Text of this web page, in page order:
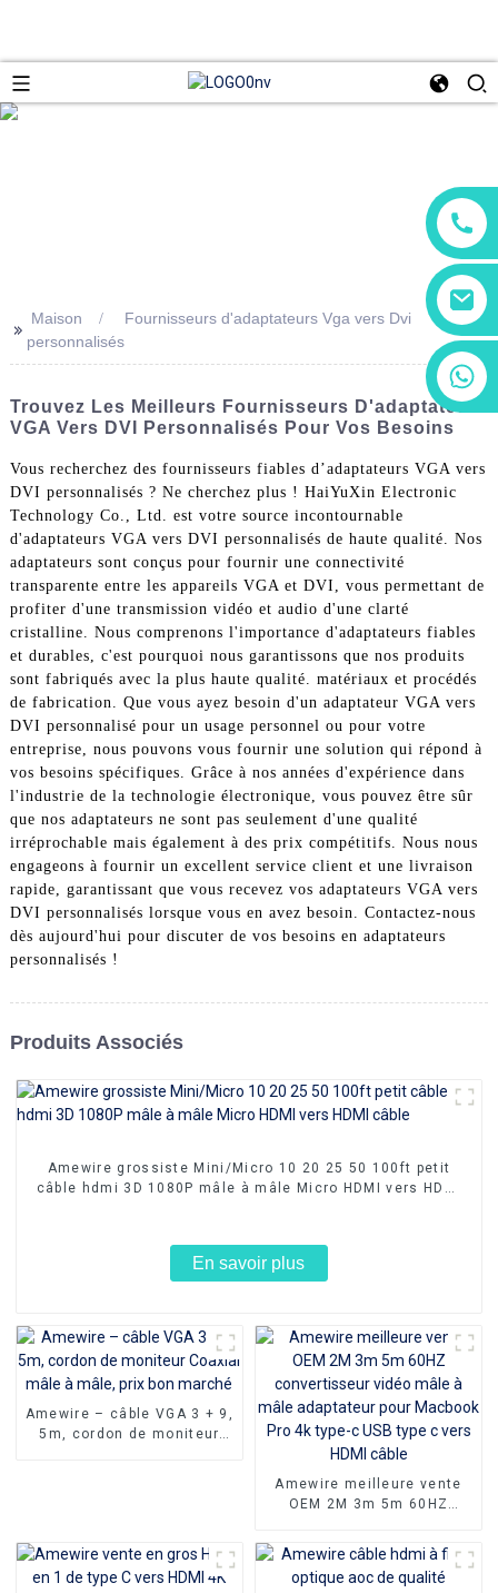
+86 13266180782
+86 18602095014
>> Maison
Fournisseurs d'adaptateurs Vga vers Dvi
personnalisés
Trouvez Les Meilleurs Fournisseurs D'adaptateurs
VGA Vers DVI Personnalisés Pour Vos Besoins
Vous recherchez des fournisseurs fiables d’adaptateurs VGA vers
DVI personnalisés ? Ne cherchez plus ! HaiYuXin Electronic
Technology Co., Ltd. est votre source incontournable
d'adaptateurs VGA vers DVI personnalisés de haute qualité. Nos
adaptateurs sont conçus pour fournir une connectivité
transparente entre les appareils VGA et DVI, vous permettant de
profiter d'une transmission vidéo et audio d'une clarté
cristalline. Nous comprenons l'importance d'adaptateurs fiables
et durables, c'est pourquoi nous garantissons que nos produits
sont fabriqués avec la plus haute qualité. matériaux et procédés
de fabrication. Que vous ayez besoin d'un adaptateur VGA vers
DVI personnalisé pour un usage personnel ou pour votre
entreprise, nous pouvons vous fournir une solution qui répond à
vos besoins spécifiques. Grâce à nos années d'expérience dans
l'industrie de la technologie électronique, vous pouvez être sûr
que nos adaptateurs ne sont pas seulement d'une qualité
irréprochable mais également à des prix compétitifs. Nous nous
engageons à fournir un excellent service client et une livraison
rapide, garantissant que vous recevez vos adaptateurs VGA vers
DVI personnalisés lorsque vous en avez besoin. Contactez-nous
dès aujourd'hui pour discuter de vos besoins en adaptateurs
personnalisés !
Produits Associés
Amewire grossiste Mini/Micro 10 20 25 50 100ft petit
câble hdmi 3D 1080P mâle à mâle Micro HDMI vers HDMI
En savoir plus
Amewire – câble VGA 3 + 9,
5m, cordon de moniteur
Amewire meilleure vente
OEM 2M 3m 5m 60HZ
mâle adaptateur pour
Macbook Pro 4k type-c USB
type c vers HDMI câble